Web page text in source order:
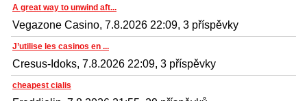
A great way to unwind aft...
Vegazone Casino, 7.8.2026 22:09, 3 příspěvky
J’utilise les casinos en ...
Cresus-Idoks, 7.8.2026 22:09, 3 příspěvky
cheapest cialis